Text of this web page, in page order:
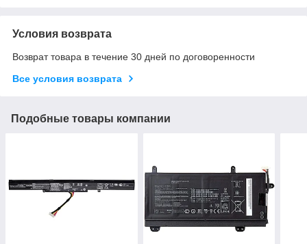
Условия возврата
Возврат товара в течение 30 дней по договоренности
Все условия возврата
Подобные товары компании